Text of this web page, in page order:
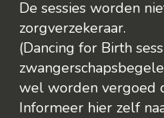
De sessies worden
zorgverzekeraar.
(Dancing for Birth
wel worden vergoed
Informeer hier zelf